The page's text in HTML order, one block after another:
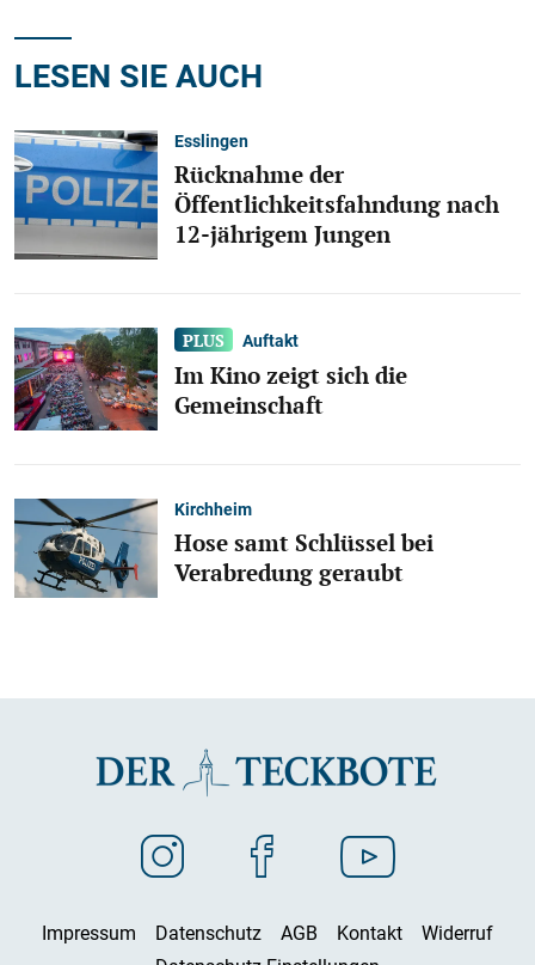
LESEN SIE AUCH
Esslingen
Rücknahme der
Öffentlichkeitsfahndung nach
12-jährigem Jungen
Auftakt
Im Kino zeigt sich die
Gemeinschaft
Kirchheim
Hose samt Schlüssel bei
Verabredung geraubt
Impressum Datenschutz AGB Kontakt
Widerruf